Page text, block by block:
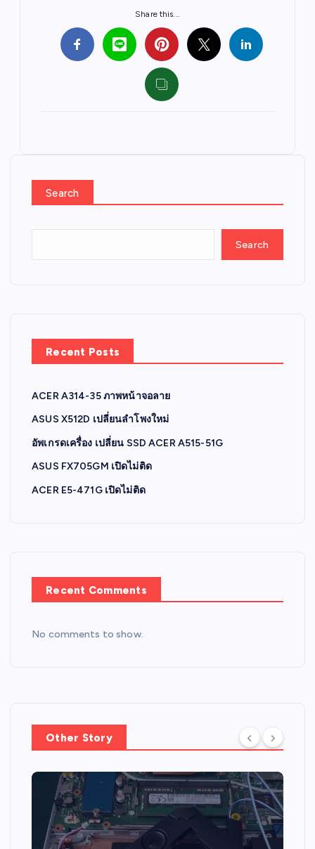
Share this...
Search
Search
Recent Posts
ACER A314-35 ภาพหน้าจอลาย
ASUS X512D เปลี่ยนลำโพงใหม่
อัพเกรดเครื่อง เปลี่ยน SSD ACER A515-51G
ASUS FX705GM เปิดไม่ติด
ACER E5-471G เปิดไม่ติด
Recent Comments
No comments to show.
Other Story